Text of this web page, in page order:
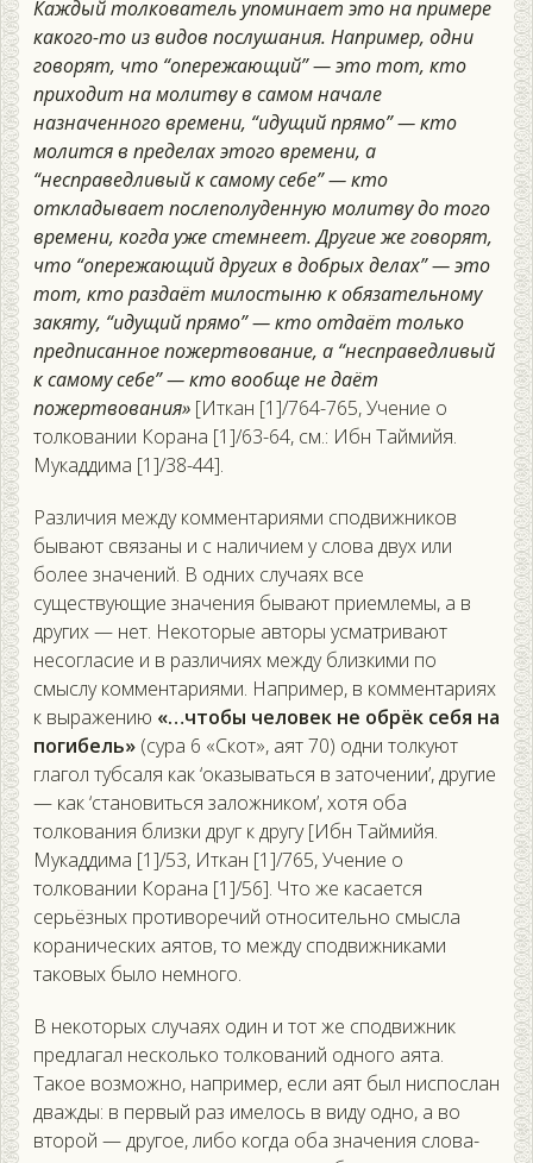
Каждый толкователь упоминает это на примере
какого-то из видов послушания. Например, одни
говорят, что “опережающий” — это тот, кто
приходит на молитву в самом начале
назначенного времени, “идущий прямо” — кто
молится в пределах этого времени, а
“несправедливый к самому себе” — кто
откладывает послеполуденную молитву до того
времени, когда уже стемнеет. Другие же говорят,
что “опережающий других в добрых делах” — это
тот, кто раздаёт милостыню к обязательному
закяту, “идущий прямо” — кто отдаёт только
предписанное пожертвование, а “несправедливый
к самому себе” — кто вообще не даёт
пожертвования» [Иткан [1]/764-765, Учение о
толковании Корана [1]/63-64, см.: Ибн Таймийя.
Мукаддима [1]/38-44].
Различия между комментариями сподвижников
бывают связаны и с наличием у слова двух или
более значений. В одних случаях все
существующие значения бывают приемлемы, а в
других — нет. Некоторые авторы усматривают
несогласие и в различиях между близкими по
смыслу комментариями. Например, в комментариях
к выражению «…чтобы человек не обрёк себя на
погибель» (сура 6 «Скот», аят 70) одни толкуют
глагол тубсаля как ‘оказываться в заточении’, другие
— как ‘становиться заложником’, хотя оба
толкования близки друг к другу [Ибн Таймийя.
Мукаддима [1]/53, Иткан [1]/765, Учение о
толковании Корана [1]/56]. Что же касается
серьёзных противоречий относительно смысла
коранических аятов, то между сподвижниками
таковых было немного.
В некоторых случаях один и тот же сподвижник
предлагал несколько толкований одного аята.
Такое возможно, например, если аят был ниспослан
дважды: в первый раз имелось в виду одно, а во
второй — другое, либо когда оба значения слова-